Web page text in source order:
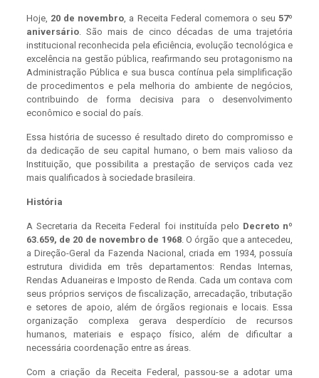
Hoje, 20 de novembro , a Receita Federal comemora o seu57º
aniversário. São mais de cinco décadas de uma trajetória
institucional reconhecida pela eficiência, evolução tecnológica e
excelência na gestão pública, reafirmando seu protagonismo na
Administração Pública e sua busca contínua pela simplificação
de procedimentos e pela melhoria do ambiente de negócios,
contribuindo de forma decisiva para o desenvolvimento
econômico e social do país.
Essa história de sucesso é resultado direto do compromisso e
da dedicação de seu capital humano, o bem mais valioso da
Instituição, que possibilita a prestação de serviços cada vez
mais qualificados à sociedade brasileira.
História
A Secretaria da Receita Federal foi instituída pelo Decreto nº
63.659, de 20 de novembro de 1968. O órgão que a antecedeu,
a Direção-Geral da Fazenda Nacional, criada em 1934, possuía
estrutura dividida em três departamentos: Rendas Internas,
Rendas Aduaneiras e Imposto de Renda. Cada um contava com
seus próprios serviços de fiscalização, arrecadação, tributação
e setores de apoio, além de órgãos regionais e locais. Essa
organização complexa gerava desperdício de recursos
humanos, materiais e espaço físico, além de dificultar a
necessária coordenação entre as áreas.
Com a criação da Receita Federal, passou-se a adotar uma